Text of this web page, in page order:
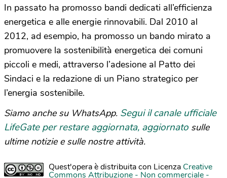
In passato ha promosso bandi dedicati all’efficienza
energetica e alle energie rinnovabili. Dal 2010 al
2012, ad esempio, ha promosso un bando mirato a
promuovere la sostenibilità energetica dei comuni
piccoli e medi, attraverso l’adesione al Patto dei
Sindaci e la redazione di un Piano strategico per
l’energia sostenibile.
Siamo anche su WhatsApp. Segui il canale ufficiale
LifeGate per restare aggiornata, aggiornato sulle
ultime notizie e sulle nostre attività.
Quest'opera è distribuita con Licenza Creative
Commons Attribuzione - Non commerciale -